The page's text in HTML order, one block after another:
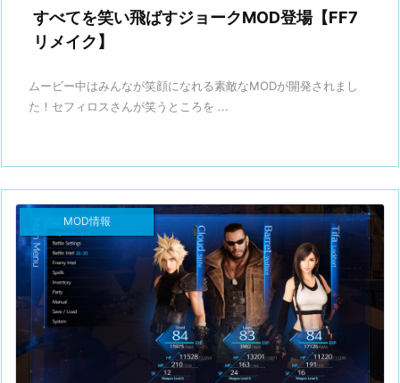
すべてを笑い飛ばすジョークMOD登場【FF7
リメイク】
ムービー中はみんなが笑顔になれる素敵なMODが開発されまし
た！セフィロスさんが笑うところを ...
MOD情報